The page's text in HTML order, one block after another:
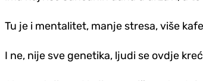
Tu je i mentalitet, manje stresa, više
I ne, nije sve genetika, ljudi se ovdje